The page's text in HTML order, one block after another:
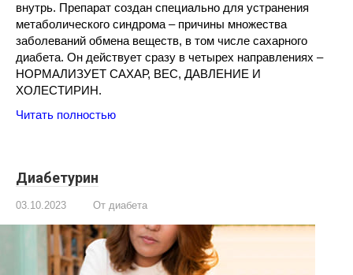
внутрь. Препарат создан специально для устранения
метаболического синдрома – причины множества
заболеваний обмена веществ, в том числе сахарного
диабета. Он действует сразу в четырех направлениях –
НОРМАЛИЗУЕТ САХАР, ВЕС, ДАВЛЕНИЕ И
ХОЛЕСТИРИН.
Читать полностью
Диабетурин
03.10.2023 От диабета